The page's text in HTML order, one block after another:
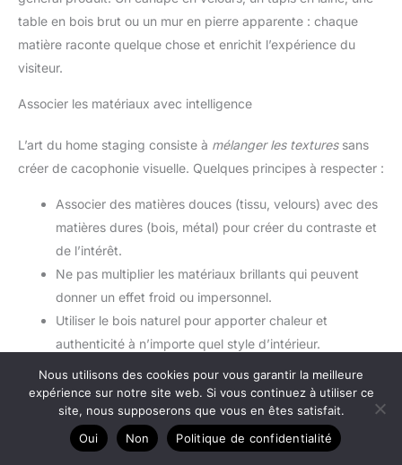
table en bois brut ou un mur en pierre apparente : chaque
matière raconte quelque chose et enrichit l’expérience du
visiteur.
Associer les matériaux avec intelligence
L’art du home staging consiste à mélanger les texturessans
créer de cacophonie visuelle. Quelques principes à respecter :
Associer des matières douces (tissu, velours) avec des
matières dures (bois, métal) pour créer du contraste et
de l’intérêt.
Ne pas multiplier les matériaux brillants qui peuvent
donner un effet froid ou impersonnel.
Utiliser le bois naturel pour apporter chaleur et
authenticité à n’importe quel style d’intérieur.
Introduire des éléments naturels (lin, jute, rotin) pour
une atmosphère organique et apaisante.
Lire plus Test : tapis Carpetsale24 moderne
Nous utilisons des cookies pour vous garantir la meilleure
expérience sur notre site web. Si vous continuez à utiliser ce
site, nous supposerons que vous en êtes satisfait.
Oui
Non Politique de confidentialité